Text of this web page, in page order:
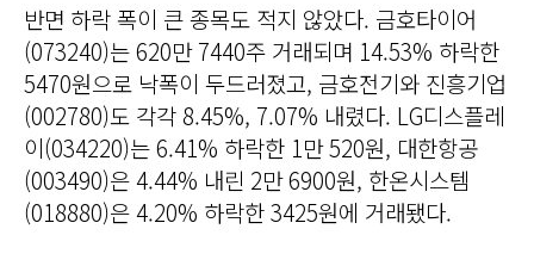
반면 하락 폭이 큰 종목도 적지 않았다. 금호타이어
(073240)는 620만 7440주 거래되며 14.53% 하락한
5470원으로 낙폭이 두드러졌고, 금호전기와 진흥기업
(002780)도 각각 8.45%, 7.07% 내렸다. LG디스플레
이(034220)는 6.41% 하락한 1만 520원, 대한항공
(003490)은 4.44% 내린 2만 6900원, 한온시스템
(018880)은 4.20% 하락한 3425원에 거래됐다.